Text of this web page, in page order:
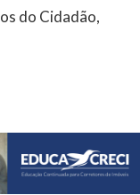
do Cidadão,